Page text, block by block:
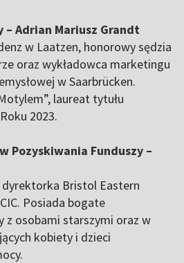
Adrian Mariusz Grandt
w Laatzen, honorowy sędzia
oraz wykładowca marketingu
w Saarbrücken.
laureat tytułu
2023.
Pozyskiwania Funduszy –
Bristol Eastern
Posiada bogate
z osobami starszymi oraz w
kobiety i dzieci